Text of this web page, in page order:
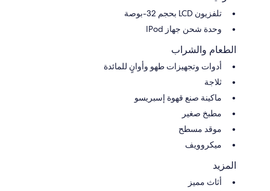
تلفزيون LCD بحجم 32-بوصة
وحدة شحن جهاز IPod
الطعام والشراب
أدوات وتجهيزات طهو وأوانٍ للمائدة
ثلاجة
ماكينة صنع قهوة إسبريسو
مطبخ صغير
موقد مسطح
ميكروويف
المزيد
أثاث مميز